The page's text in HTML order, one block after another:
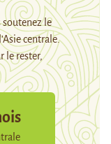
soutenez le
centrale.
le rester,